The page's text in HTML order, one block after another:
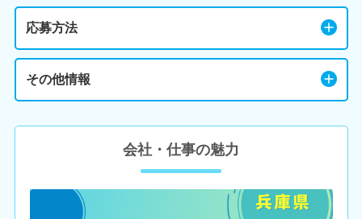
応募方法
その他情報
会社・仕事の魅力